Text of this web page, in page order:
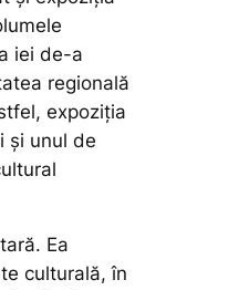
iei de-a
regională
expoziția
și unul de
Ea
culturală, în